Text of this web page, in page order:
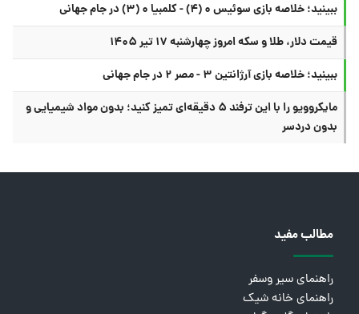
ببینید؛ خلاصه بازی سوئیس ۰ (۴) - کلمبیا ۰ (۳) در جام جهانی
قیمت دلار، طلا و سکه امروز چهارشنبه ۱۷ تیر ۱۴۰۵
ببینید؛ خلاصه بازی آرژانتین ۳ - مصر ۲ در جام جهانی
مایکروویو را با این ترفند ۵ دقیقه‌ای تمیز کنید؛ بدون مواد شیمیایی و
بدون دردسر
مطالب مفید
راهنمای سیر وسفر
راهنمای خانه شیک